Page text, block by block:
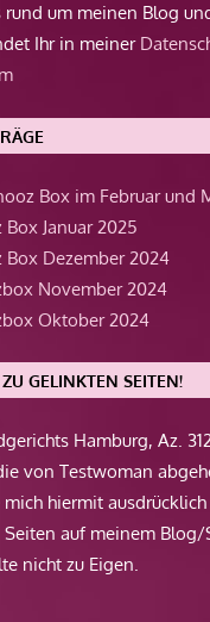
um meinen Blog
Ihr in meiner
Box im Februar und
Januar 2025
Box Dezember 2024
November 2024
Oktober 2024
GELINKTEN SEITEN!
Hamburg, Az.
von Testwoman
mich hiermit
auf meinem Blog/
nicht zu Eigen.